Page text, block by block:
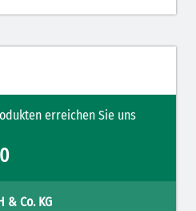
gelb)
erreichen Sie uns
& Co. KG